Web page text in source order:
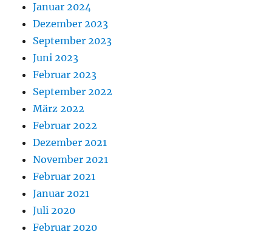
Januar 2024
Dezember 2023
September 2023
Juni 2023
Februar 2023
September 2022
März 2022
Februar 2022
Dezember 2021
November 2021
Februar 2021
Januar 2021
Juli 2020
Februar 2020